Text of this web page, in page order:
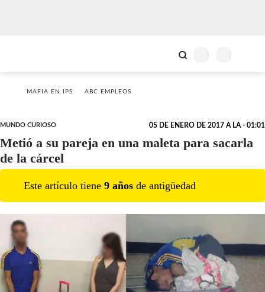
MAFIA EN IPS ABC EMPLEOS
MUNDO CURIOSO 05 DE ENERO DE 2017 A LA - 01:01
Metió a su pareja en una maleta para sacarla
de la cárcel
Este artículo tiene 9 años de antigüedad